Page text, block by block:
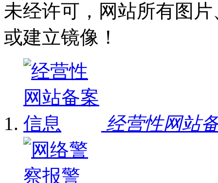
未经许可，网站所有图
或建立镜像！
经营性网站